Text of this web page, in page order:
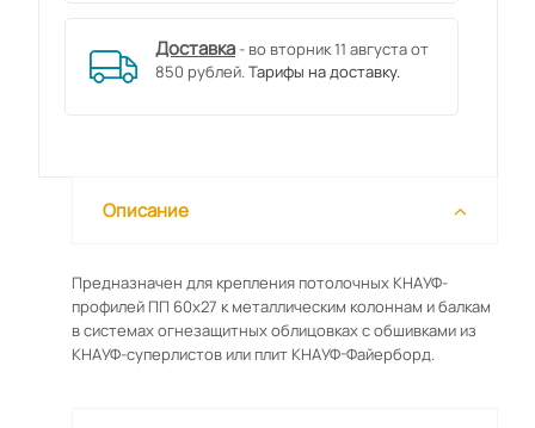
Доставка - во вторник 11 августа от
850 рублей.Тарифы на доставку.
Описание
Предназначен для крепления потолочных КНАУФ-
профилей ПП 60х27 к металлическим колоннам и балкам
в системах огнезащитных облицовках с обшивками из
КНАУФ-суперлистов или плит КНАУФ-Файерборд.